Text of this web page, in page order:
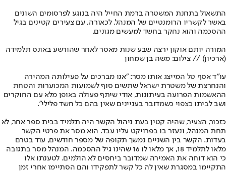
התשאול בתחנת המשטרה ברמת החייל היה בנוגע לפרסומים השונים
באשר לקשריו הרומנטיים של המנהל, לכאורה, עם צעירים קטינים בגיל
ההסכמה והוא נחקר בחשד למעשים מגונים.
המורה יותם אוקון ירצה שבע שנות מאסר לאחר שהורשע באונס תלמידה
(ארכיון) // צילום: משה בן שמחון
עו"ד אסף טל המייצג אותו מסר: "אנו מברכים על פעילותה המהירה
והנחרצת של משטרת ישראל שתשים סוף לשמועות המכוערות והטחת
ההאשמות הפרועה בעיתונות, אודי שיתף פעולה באופן מלא עם החוקרים
ושב לביתו כצפוי כשמדובר בעניינים שאין בהם כל חשד פלילי".
כזכור, הצעיר, שהיה קטין בעת ניהול הקשר היה תלמיד בבית ספר אחר, לא
תחת המנהל, ונעזר בו בפרויקט עליו עבד. הוא מסר את פרטי הקשר
בעדות. הקשר בין השניים נמשך תקופה של מספר חודשים, עוד בטרם
מלאו לתלמיד 18, אך מלאו לו 16 שהינו גיל ההסכמה. המנהל מסר בתגובה
כי הוא דוחה את האמירה שמדובר ביחסים לא הולמים. לטענתו אלו
התקיימו במסגרת שאין לה כל קשר לתפקידו והם הסתיימו אחרי זמן